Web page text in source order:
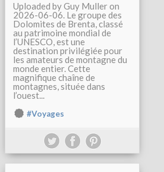
Uploaded by Guy Muller on
2026-06-06. Le groupe des
Dolomites de Brenta, classé
au patrimoine mondial de
l’UNESCO, est une
destination privilégiée pour
les amateurs de montagne du
monde entier. Cette
magnifique chaîne de
montagnes, située dans
l’ouest...
#Voyages